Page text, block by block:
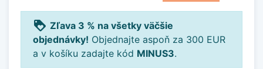
loyalty Zľava 3 % na všetky väčšie
objednávky! Objednajte aspoň za 300 EUR
a v košíku zadajte kód MINUS3.